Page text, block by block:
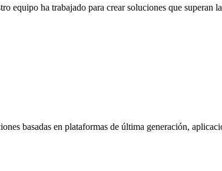
ha trabajado para crear soluciones que superan
basadas en plataformas de última generación,